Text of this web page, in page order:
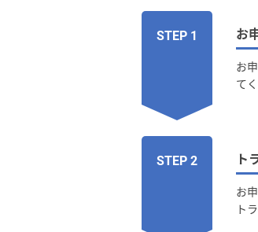
STEP 1 お
お
て
STEP 2 ト
お
ト